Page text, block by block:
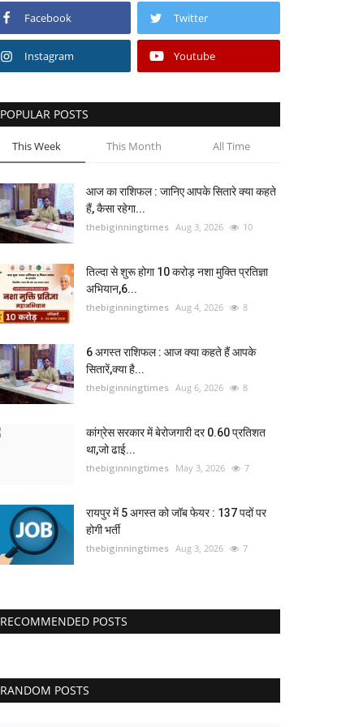
Facebook Twitter
Instagram Youtube
POPULAR POSTS
This Week This Month All Time
आज का राशिफल : जानिए आपके सितारे क्या कहते
हैं, कैसा रहेगा...
thebiginningtimes Aug 3, 2026 10
तिल्दा से शुरू होगा 10 करोड़ नशा मुक्ति प्रतिज्ञा
अभियान,6...
thebiginningtimes Aug 4, 2026 8
6 अगस्त राशिफल : आज क्या कहते हैं आपके
सितारें,क्या है...
thebiginningtimes Aug 6, 2026 8
कांग्रेस सरकार में बेरोजगारी दर 0.60 प्रतिशत
था,जो ढाई...
thebiginningtimes May 3, 2026 7
रायपुर में 5 अगस्त को जॉब फेयर : 137 पदों पर
होगी भर्ती
thebiginningtimes Aug 3, 2026 7
RECOMMENDED POSTS
RANDOM POSTS